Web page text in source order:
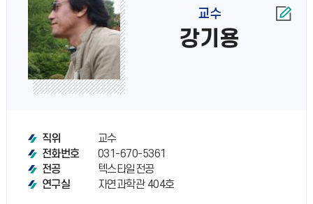
교수
강기용
직위
교수
전화번호
031-670-5361
전공
텍스타일전공
연구실
자연과학관 404호